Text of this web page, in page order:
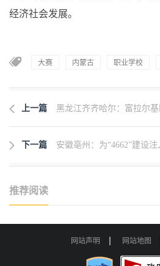
经济社会发展。
大赛 内蒙古 职业学校
上一篇 黑龙江齐齐哈尔：富拉尔
下一篇 安徽亳州：为“4662”建设
推荐阅读
网站声明 网站地图